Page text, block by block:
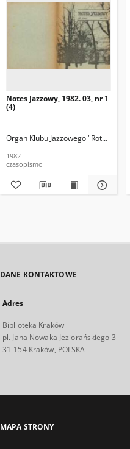
Notes Jazzowy, 1982. 03, nr 1
(4)
Organ Klubu Jazzowego "Rotunda"
1982
czasopismo
DANE KONTAKTOWE
Adres
Biblioteka Kraków
pl. Jana Nowaka Jeziorańskiego 3
31-154 Kraków, POLSKA
MAPA STRONY